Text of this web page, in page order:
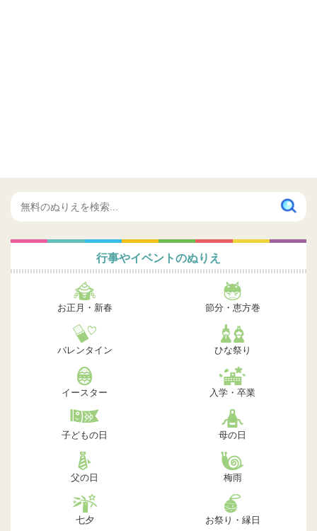
行事やイベントのぬりえ
お正月・新春 節分・恵方巻
バレンタイン ひな祭り
イースター 入学・卒業
子どもの日 母の日
父の日 梅雨
七夕 お祭り・縁日